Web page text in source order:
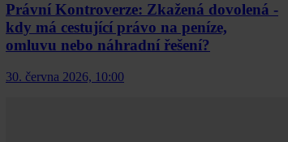
Právní Kontroverze: Zkažená dovolená -
kdy má cestující právo na peníze,
omluvu nebo náhradní řešení?
30. června 2026, 10:00